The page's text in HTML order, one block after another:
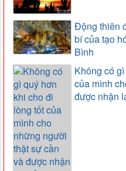
Động thiên
bí của tạo
Bình
Không có
của mình
được nhận